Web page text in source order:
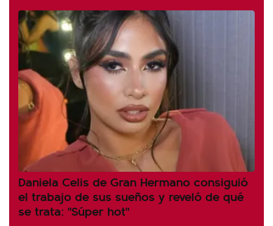
Daniela Celis de Gran Hermano consiguió
el trabajo de sus sueños y reveló de qué
se trata: "Súper hot"